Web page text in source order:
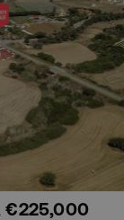
€225,000